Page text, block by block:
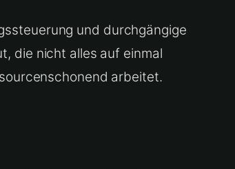
und durchgängige
die nicht alles auf einmal
arbeitet.